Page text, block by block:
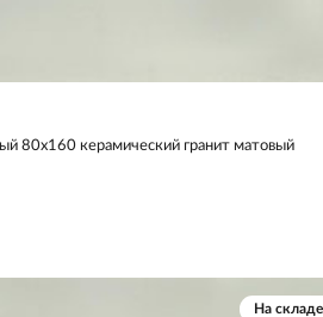
80x160 керамический гранит матовый
На складе